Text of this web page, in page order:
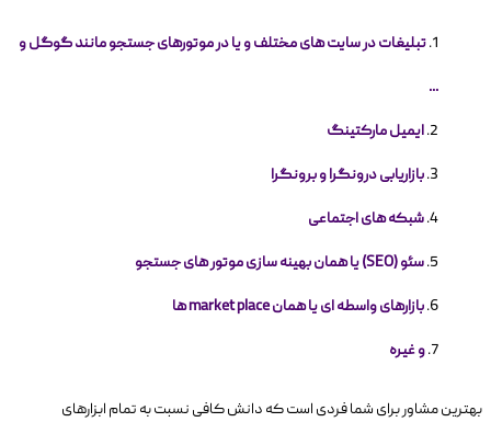
تبلیغات در سایت های مختلف و یا در موتورهای جستجو مانند گوگل و
...
ایمیل مارکتینگ
بازاریابی درونگرا و برونگرا
شبکه های اجتماعی
سئو (SEO) یا همان بهینه سازی موتور های جستجو
بازارهای واسطه ای یا همان market place ها
و غیره
بهترین مشاور برای شما فردی است که دانش کافی نسبت به تمام ابزارهای